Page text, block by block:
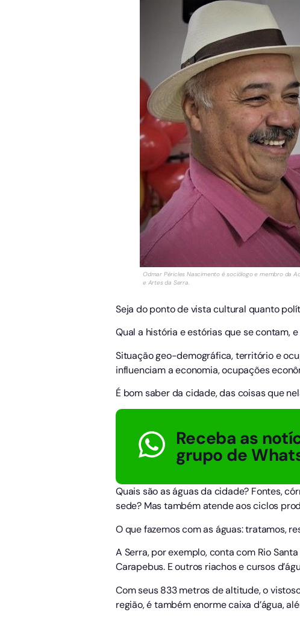
Odmar Péricles Nascimento é sociólogo e membro da
e Artes da Serra.
Seja do ponto de vista cultural quanto
Qual a história e estórias que se contam,
Situação geo-demográfica, território e
influenciam a economia, ocupações
É bom saber da cidade, das coisas que
Receba as
grupo de
Quais são as águas da cidade? Fontes,
sede? Mas também atende aos ciclos
O que fazemos com as águas: tratamos,
A Serra, por exemplo, conta com Rio
Carapebus. E outros riachos e cursos
Com seus 833 metros de altitude, o
região, é também enorme caixa d’água,